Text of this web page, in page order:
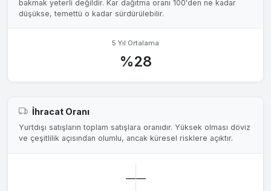
bakmak yeterli değildir. Kar dağıtma oranı 100'den ne kadar
düşükse, temettü o kadar sürdürülebilir.
5 Yıl Ortalama
%28
İhracat Oranı
Yurtdışı satışların toplam satışlara oranıdır. Yüksek olması döviz
ve çeşitlilik açısından olumlu, ancak küresel risklere açıktır.
——